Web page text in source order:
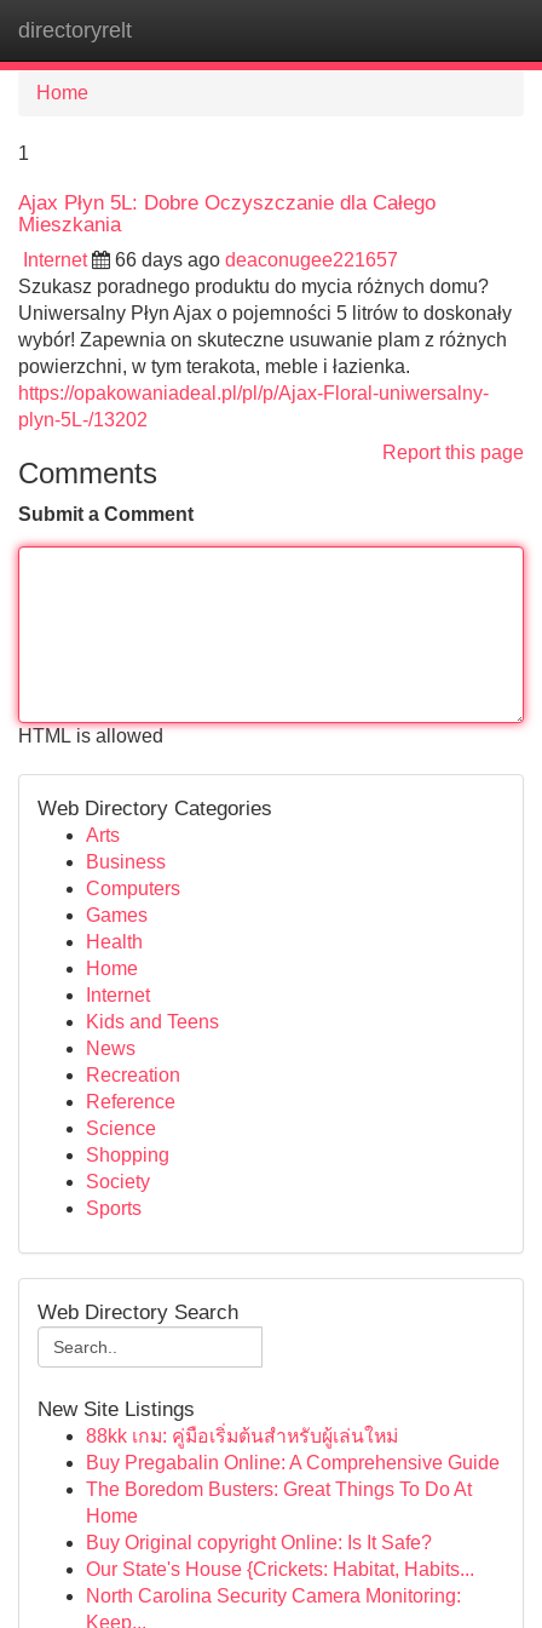
directoryrelt
Home
1
Ajax Płyn 5L: Dobre Oczyszczanie dla Całego
Mieszkania
Internet 66 days ago deaconugee221657
Szukasz poradnego produktu do mycia różnych domu?
Uniwersalny Płyn Ajax o pojemności 5 litrów to doskonały
wybór! Zapewnia on skuteczne usuwanie plam z różnych
powierzchni, w tym terakota, meble i łazienka.
https://opakowaniadeal.pl/pl/p/Ajax-Floral-uniwersalny-
plyn-5L-/13202
Report this page
Comments
Submit a Comment
HTML is allowed
Web Directory Categories
Arts
Business
Computers
Games
Health
Home
Internet
Kids and Teens
News
Recreation
Reference
Science
Shopping
Society
Sports
Web Directory Search
New Site Listings
88kk เกม: คู่มือเริ่มต้นสำหรับผู้เล่นใหม่
Buy Pregabalin Online: A Comprehensive Guide
The Boredom Busters: Great Things To Do At
Home
Buy Original copyright Online: Is It Safe?
Our State's House {Crickets: Habitat, Habits...
North Carolina Security Camera Monitoring:
Keep...